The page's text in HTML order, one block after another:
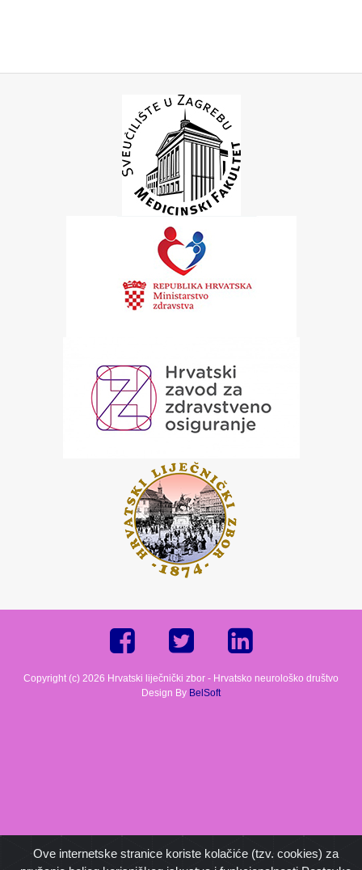
Ove internetske stranice koriste kolačiće (tzv. cookies) za
Copyright (c) 2026 Hrvatski liječnički zbor - Hrvatsko neurološko društvo
Design By BelSoft